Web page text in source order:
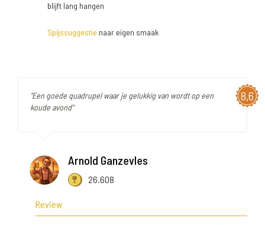
blijft lang hangen
Spijssuggestie naar eigen smaak
8,6
"Een goede quadrupel waar je gelukkig van wordt op een
koude avond"
Arnold Ganzevles
26.608
Review